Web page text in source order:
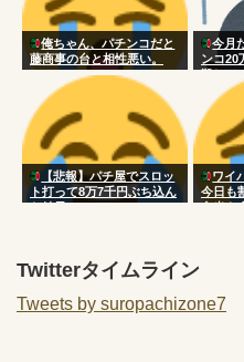
俺ちゃん、パチンコだと
藤商事の台と相性悪い。
今月
ンコ
殺して
【悲報】パチ屋でスロッ
ト打って8万7千円ぶち込ん
だ結果ｗｗｗ
ワイ
今日も
弁当を
Twitterタイムライン
Tweets by suropachizone7